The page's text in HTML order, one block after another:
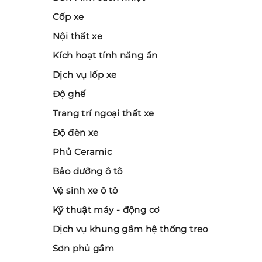
Cốp xe
Nội thất xe
Kích hoạt tính năng ẩn
Dịch vụ lốp xe
Độ ghế
Trang trí ngoại thất xe
Độ đèn xe
Phủ Ceramic
Bảo dưỡng ô tô
Vệ sinh xe ô tô
Kỹ thuật máy - động cơ
Dịch vụ khung gầm hệ thống treo
Sơn phủ gầm